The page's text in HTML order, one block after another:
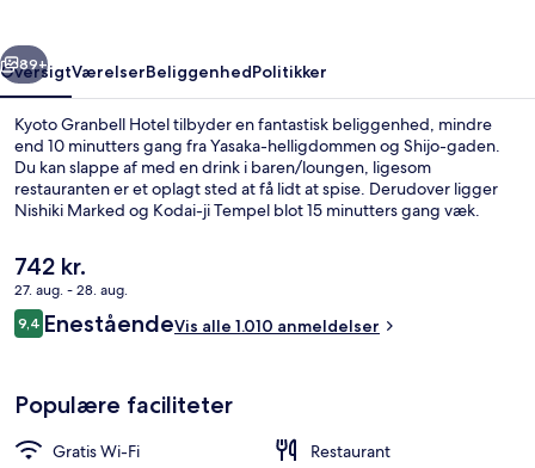
Udendørsområde
Næste
89+
OversigtVærelserBeliggenhedPolitikker
Kyoto Granbell Hotel tilbyder en fantastisk beliggenhed, mindre
end 10 minutters gang fra Yasaka-helligdommen og Shijo-gaden.
Du kan slappe af med en drink i baren/loungen, ligesom
restauranten er et oplagt sted at få lidt at spise. Derudover ligger
Nishiki Marked og Kodai-ji Tempel blot 15 minutters gang væk.
og beliggenhed. Overnatningsstedet ligger kun en kort gåtur fra
offentlig transport: Sanjo Keihan Subwaystation ligger 10 minutter
derfra.
Den
nuværende
pris
er
742 kr.
27. aug. - 28. aug.
Anmeldelser
9,49,4 ud af 10.
EneståendeVis alle 1.010 anmeldelser
Populære faciliteter
Gratis Wi-Fi
Restaurant